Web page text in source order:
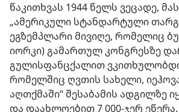
წაკითხვას 1944 წელს ვეცადე,
„ამერიკული სტანდარტული
ეგზემპლარი მივიღე, რომელიც
იორკი) გამართულ კონგრესზე
გულისფანცქალით
რომელშიც ღვთის სახელი,
აღთქმაში“ შესაბამის ადგილზე
და დაახლოებით 7 000-ჯერ ეწერა.